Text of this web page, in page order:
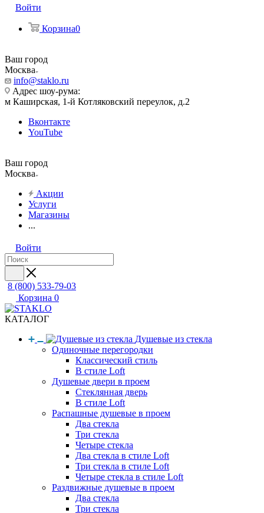
Войти
Корзина0
Ваш город
Москва
info@staklo.ru
Адрес шоу-рума:
м Каширская, 1-й Котляковский переулок, д.2
Вконтакте
YouTube
Ваш город
Москва
Акции
Услуги
Магазины
...
Войти
8 (800) 533-79-03
Корзина 0
КАТАЛОГ
Душевые из стекла
Одиночные перегородки
Классический стиль
В стиле Loft
Душевые двери в проем
Стеклянная дверь
В стиле Loft
Распашные душевые в проем
Два стекла
Три стекла
Четыре стекла
Два стекла в стиле Loft
Три стекла в стиле Loft
Четыре стекла в стиле Loft
Раздвижные душевые в проем
Два стекла
Три стекла